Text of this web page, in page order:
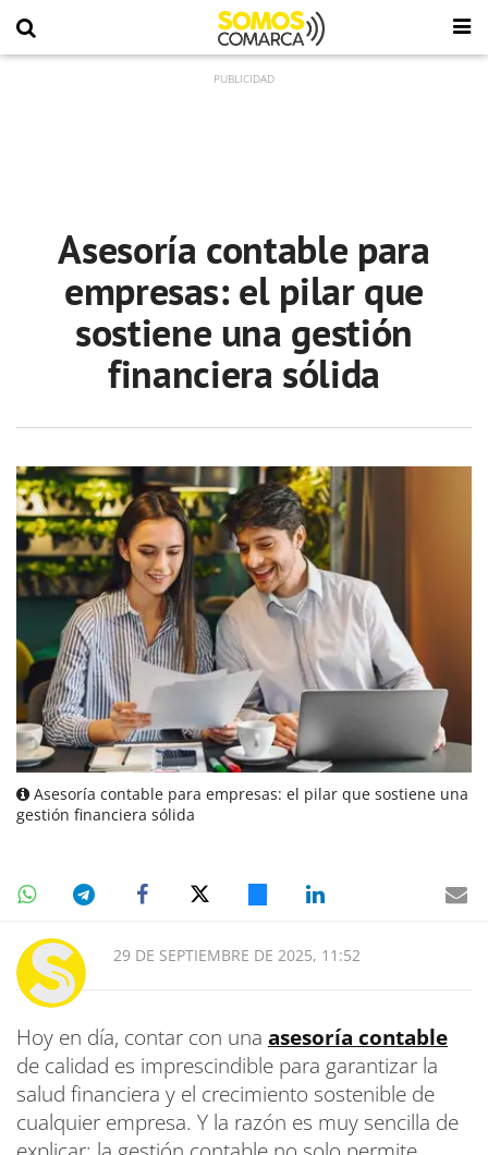
Asesoría contable para
empresas: el pilar que
sostiene una gestión
financiera sólida
Asesoría contable para empresas: el pilar que sostiene una
gestión financiera sólida
29 DE SEPTIEMBRE DE 2025, 11:52
Hoy en día, contar con una asesoría contable
de calidad es imprescindible para garantizar la
salud financiera y el crecimiento sostenible de
cualquier empresa. Y la razón es muy sencilla de